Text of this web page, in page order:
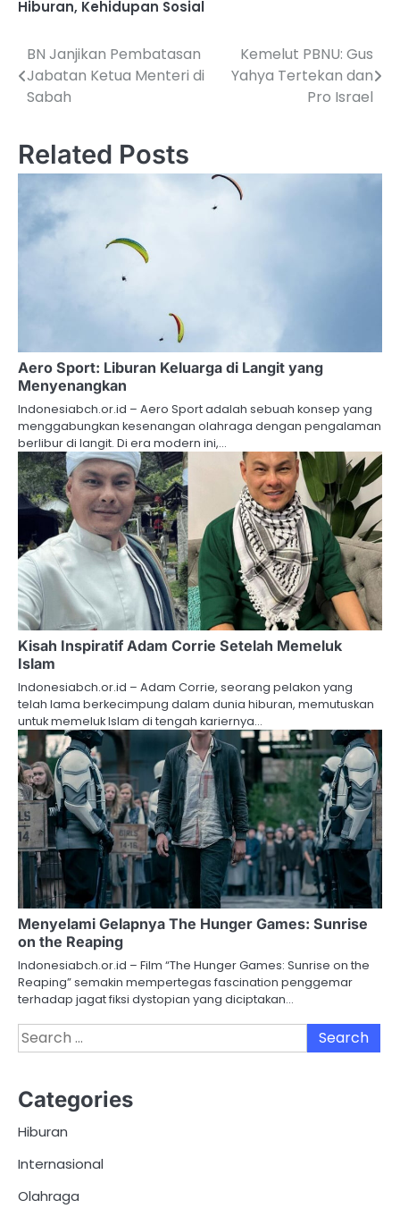
Hiburan, Kehidupan Sosial
Post
navigation
BN Janjikan Pembatasan
Jabatan Ketua Menteri di
Sabah
Kemelut PBNU: Gus
Yahya Tertekan dan
Pro Israel
Related Posts
Aero Sport: Liburan Keluarga di Langit yang
Menyenangkan
Indonesiabch.or.id – Aero Sport adalah sebuah konsep yang
menggabungkan kesenangan olahraga dengan pengalaman
berlibur di langit. Di era modern ini,…
Kisah Inspiratif Adam Corrie Setelah Memeluk
Islam
Indonesiabch.or.id – Adam Corrie, seorang pelakon yang
telah lama berkecimpung dalam dunia hiburan, memutuskan
untuk memeluk Islam di tengah kariernya…
Menyelami Gelapnya The Hunger Games: Sunrise
on the Reaping
Indonesiabch.or.id – Film “The Hunger Games: Sunrise on the
Reaping” semakin mempertegas fascination penggemar
terhadap jagat fiksi dystopian yang diciptakan…
Search
for:
Categories
Hiburan
Internasional
Olahraga